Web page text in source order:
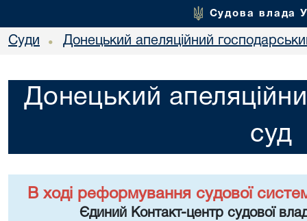
Судова влада
Суди • Донецький апеляційний
Донецький
суд
В ході реформування судової
Єдиний Контакт-центр судової